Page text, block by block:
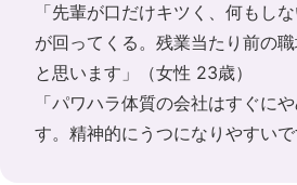
「先輩が口だけキツく、何もし
が回ってくる。残業当たり前の
と思います」（女性 23歳）
「パワハラ体質の会社はすぐに
す。精神的にうつになりやすいで